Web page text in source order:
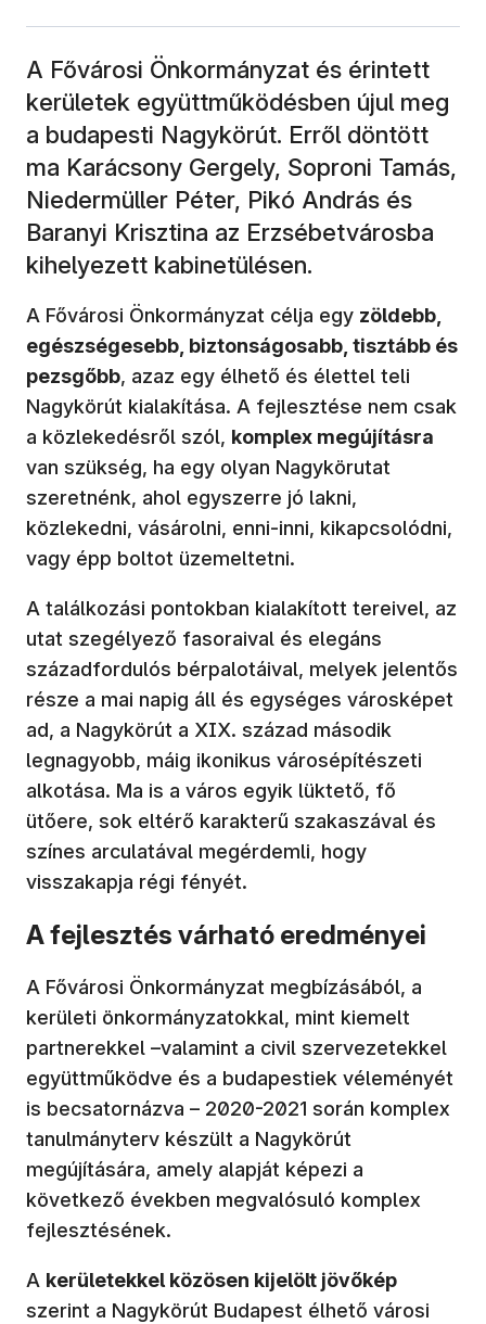
A Fővárosi Önkormányzat és érintett
kerületek együttműködésben újul meg
a budapesti Nagykörút. Erről döntött
ma Karácsony Gergely, Soproni Tamás,
Niedermüller Péter, Pikó András és
Baranyi Krisztina az Erzsébetvárosba
kihelyezett kabinetülésen.
A Fővárosi Önkormányzat célja egy zöldebb,
egészségesebb, biztonságosabb, tisztább és
pezsgőbb, azaz egy élhető és élettel teli
Nagykörút kialakítása. A fejlesztése nem csak
a közlekedésről szól, komplex megújításra
van szükség, ha egy olyan Nagykörutat
szeretnénk, ahol egyszerre jó lakni,
közlekedni, vásárolni, enni-inni, kikapcsolódni,
vagy épp boltot üzemeltetni.
A találkozási pontokban kialakított tereivel, az
utat szegélyező fasoraival és elegáns
századfordulós bérpalotáival, melyek jelentős
része a mai napig áll és egységes városképet
ad, a Nagykörút a XIX. század második
legnagyobb, máig ikonikus városépítészeti
alkotása. Ma is a város egyik lüktető, fő
ütőere, sok eltérő karakterű szakaszával és
színes arculatával megérdemli, hogy
visszakapja régi fényét.
A fejlesztés várható eredményei
A Fővárosi Önkormányzat megbízásából, a
kerületi önkormányzatokkal, mint kiemelt
partnerekkel –valamint a civil szervezetekkel
együttműködve és a budapestiek véleményét
is becsatornázva – 2020-2021 során komplex
tanulmányterv készült a Nagykörút
megújítására, amely alapját képezi a
következő években megvalósuló komplex
fejlesztésének.
A kerületekkel közösen kijelölt jövőkép
szerint a Nagykörút Budapest élhető városi